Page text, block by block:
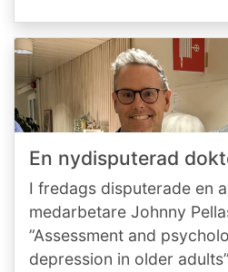
En nydisputerad
I fredags disputerade en
medarbetare Johnny
”Assessment and
depression in older